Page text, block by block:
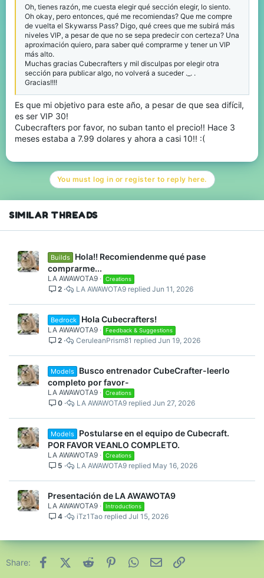
Oh, tienes razón, me cuesta elegir qué sección elegir, lo siento.
Oh okay, pero entonces, qué me recomiendas? Que me compre
de vuelta el Skywarss Pass? Digo, qué crees que me subirá más
niveles VIP, a pesar de que no se sepa predecir con certeza? Una
aproximación quiero, para saber qué comprarme y tener un VIP
más alto.
Muchas gracias Cubecrafters y mil disculpas por elegir otra
sección para publicar algo, no volverá a suceder ._. .
Gracias!!!!
Es que mi objetivo para este año, a pesar de que sea difícil,
es ser VIP 30!
Cubecrafters por favor, no suban tanto el precio!! Hace 3
meses estaba a 7.99 dolares y ahora a casi 10!! :(
You must log in or register to reply here.
SIMILAR THREADS
Builds
Hola!! Recomiendenme qué pase
comprarme...
LA AWAWOTA9 Creations
2 Jun 11, 2026
LA AWAWOTA9
Bedrock Hola Cubecrafters!
LA AWAWOTA9 Feedback & Suggestions
2 Jun 19, 2026
CeruleanPrism81
Models
Busco entrenador CubeCrafter-leerlo
completo por favor-
LA AWAWOTA9 Creations
0 Jun 27, 2026
LA AWAWOTA9
Models
Postularse en el equipo de Cubecraft.
POR FAVOR VEANLO COMPLETO.
LA AWAWOTA9 Creations
5 May 16, 2026
LA AWAWOTA9
Presentación de LA AWAWOTA9
LA AWAWOTA9 Introductions
4 Jul 15, 2026
iTz1Tao
Share: FacebookX (Twitter)
Reddit PinterestWhatsApp
Email